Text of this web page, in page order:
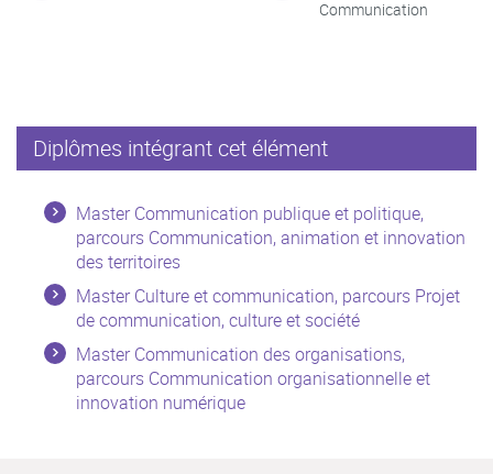
Communication
Diplômes intégrant cet élément
Master Communication publique et politique,
parcours Communication, animation et innovation
des territoires
Master Culture et communication, parcours Projet
de communication, culture et société
Master Communication des organisations,
parcours Communication organisationnelle et
innovation numérique